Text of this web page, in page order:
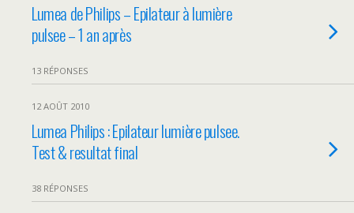
Lumea de Philips – Epilateur à lumière
pulsee – 1 an après
13 RÉPONSES
12 AOÛT 2010
Lumea Philips : Epilateur lumière pulsee.
Test & resultat final
38 RÉPONSES